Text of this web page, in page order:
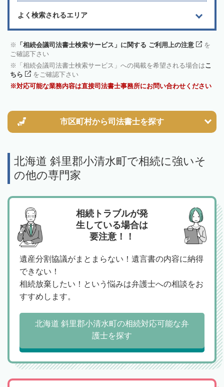
よく検索されるエリア
「相続会議司法書士検索サービス」に関する ご利用上の注意
を
ご確認下さい
「相続会議司法書士検索サービス」への掲載を希望される場合はこ
ちら
をご確認下さい
対応可能な業務内容は直接司法書士事務所にお問い合わせください
市区町村から司法書士を探す
北海道 斜里郡小清水町で相続に強いそ
の他の専門家
相続トラブルが発
生している場合は
要注意！！
遺産分割協議がまとまらない！遺言書の内容に納得
できない！
相続放棄したい！という悩みは弁護士への相談をお
すすめします。
北海道 斜里郡小清水町の相続対応可能な弁
護士を探す